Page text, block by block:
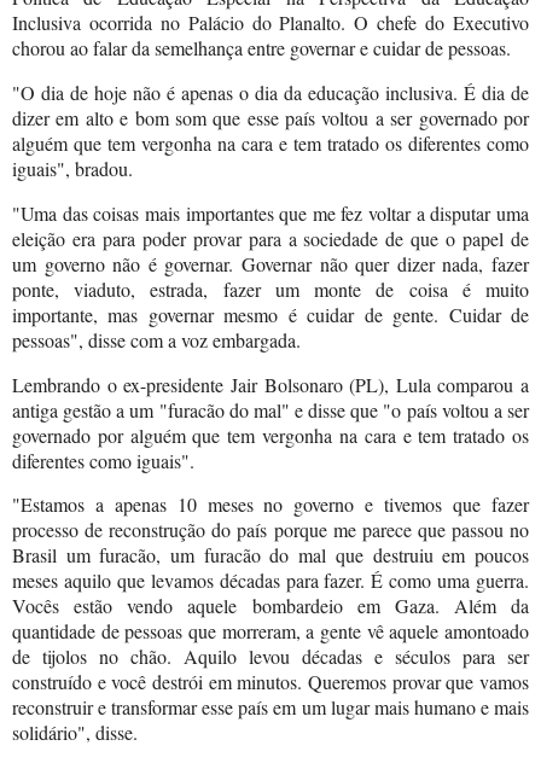
Inclusiva ocorrida no Palácio do Planalto. O chefe do Executivo
chorou ao falar da semelhança entre governar e cuidar de pessoas.
"O dia de hoje não é apenas o dia da educação inclusiva. É dia de
dizer em alto e bom som que esse país voltou a ser governado por
alguém que tem vergonha na cara e tem tratado os diferentes como
iguais", bradou.
"Uma das coisas mais importantes que me fez voltar a disputar uma
eleição era para poder provar para a sociedade de que o papel de
um governo não é governar. Governar não quer dizer nada, fazer
ponte, viaduto, estrada, fazer um monte de coisa é muito
importante, mas governar mesmo é cuidar de gente. Cuidar de
pessoas", disse com a voz embargada.
Lembrando o ex-presidente Jair Bolsonaro (PL), Lula comparou a
antiga gestão a um "furacão do mal" e disse que "o país voltou a ser
governado por alguém que tem vergonha na cara e tem tratado os
diferentes como iguais".
"Estamos a apenas 10 meses no governo e tivemos que fazer
processo de reconstrução do país porque me parece que passou no
Brasil um furacão, um furacão do mal que destruiu em poucos
meses aquilo que levamos décadas para fazer. É como uma guerra.
Vocês estão vendo aquele bombardeio em Gaza. Além da
quantidade de pessoas que morreram, a gente vê aquele amontoado
de tijolos no chão. Aquilo levou décadas e séculos para ser
construído e você destrói em minutos. Queremos provar que vamos
reconstruir e transformar esse país em um lugar mais humano e mais
solidário", disse.